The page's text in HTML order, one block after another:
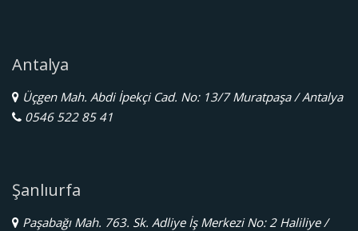
Antalya
Üçgen Mah. Abdi İpekçi Cad. No: 13/7 Muratpaşa / Antalya
0546 522 85 41
Şanlıurfa
Paşabağı Mah. 763. Sk. Adliye İş Merkezi No: 2 Haliliye /